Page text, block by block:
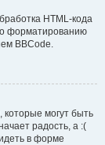
HTML-кода
форматированию
BBCode.
могут быть
радость, а :(
в форме